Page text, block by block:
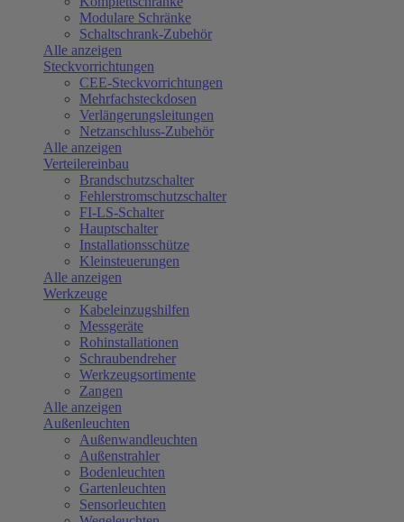
Modulare Schränke
Schaltschrank-Zubehör
Alle anzeigen
Steckvorrichtungen
CEE-Steckvorrichtungen
Mehrfachsteckdosen
Verlängerungsleitungen
Netzanschluss-Zubehör
Alle anzeigen
Verteilereinbau
Brandschutzschalter
Fehlerstromschutzschalter
FI-LS-Schalter
Hauptschalter
Installationsschütze
Kleinsteuerungen
Alle anzeigen
Werkzeuge
Kabeleinzugshilfen
Messgeräte
Rohinstallationen
Schraubendreher
Werkzeugsortimente
Zangen
Alle anzeigen
Außenleuchten
Außenwandleuchten
Außenstrahler
Bodenleuchten
Gartenleuchten
Sensorleuchten